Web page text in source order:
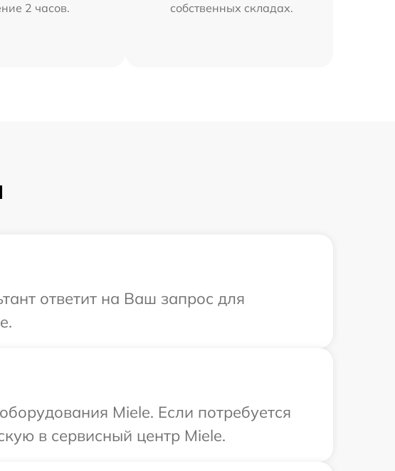
2 часов.
собственных складах.
ответит на Ваш запрос для
Miele. Если потребуется
в сервисный центр Miele.